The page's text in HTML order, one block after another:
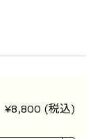
¥8,800 (税込)